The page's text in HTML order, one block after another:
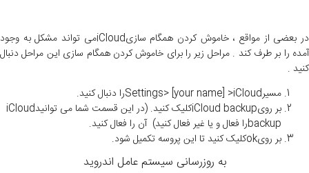
در بعضی از مواقع ، خاموش کردن همگام سازیiCloudمی تواند مشکل به وجود
آمده را بر طرف کند . مراحل زیر را برای خاموش کردن همگام سازی این مراحل دنبال
کنید .
مسیرSettings> [your name] >iCloudرا دنبال کنید.
بر رویiCloud backupکلیک کنید. (در این قسمت شما می توانیدiCloud
backupرا فعال و یا غیر فعال کنید) آن را فعال کنید.
بر رویokکلیک کنید تا این پروسه تکمیل شود.
به روزرسانی سیستم عامل اندروید